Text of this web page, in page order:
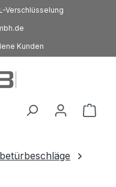
Verschlüsselung
Kunden